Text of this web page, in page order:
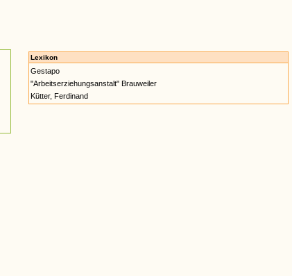
Lexikon
Gestapo
"Arbeitserziehungsanstalt" Brauweiler
Kütter, Ferdinand